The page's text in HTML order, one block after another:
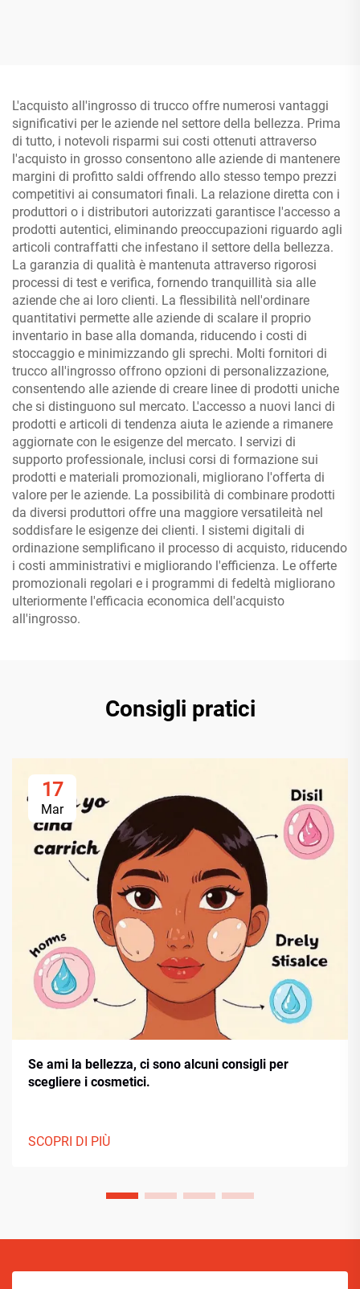
Kerastase, Le Labo, La
Roche Posay, Lancome,
Dior ecc.
L'acquisto all'ingrosso di trucco offre numerosi vantaggi
significativi per le aziende nel settore della bellezza. Prima
di tutto, i notevoli risparmi sui costi ottenuti attraverso
l'acquisto in grosso consentono alle aziende di mantenere
margini di profitto saldi offrendo allo stesso tempo prezzi
competitivi ai consumatori finali. La relazione diretta con i
produttori o i distributori autorizzati garantisce l'accesso a
prodotti autentici, eliminando preoccupazioni riguardo agli
articoli contraffatti che infestano il settore della bellezza.
La garanzia di qualità è mantenuta attraverso rigorosi
processi di test e verifica, fornendo tranquillità sia alle
aziende che ai loro clienti. La flessibilità nell'ordinare
quantitativi permette alle aziende di scalare il proprio
inventario in base alla domanda, riducendo i costi di
stoccaggio e minimizzando gli sprechi. Molti fornitori di
trucco all'ingrosso offrono opzioni di personalizzazione,
consentendo alle aziende di creare linee di prodotti uniche
che si distinguono sul mercato. L'accesso a nuovi lanci di
prodotti e articoli di tendenza aiuta le aziende a rimanere
aggiornate con le esigenze del mercato. I servizi di
supporto professionale, inclusi corsi di formazione sui
prodotti e materiali promozionali, migliorano l'offerta di
valore per le aziende. La possibilità di combinare prodotti
da diversi produttori offre una maggiore versatileità nel
soddisfare le esigenze dei clienti. I sistemi digitali di
ordinazione semplificano il processo di acquisto, riducendo
i costi amministrativi e migliorando l'efficienza. Le offerte
promozionali regolari e i programmi di fedeltà migliorano
ulteriormente l'efficacia economica dell'acquisto
all'ingrosso.
Consigli pratici
17
Mar
Se ami la bellezza, ci sono alcuni consigli per
scegliere i cosmetici.
SCOPRI DI PIÙ